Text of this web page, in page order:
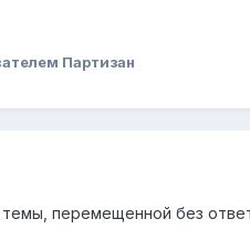
Партизан
перемещенной без